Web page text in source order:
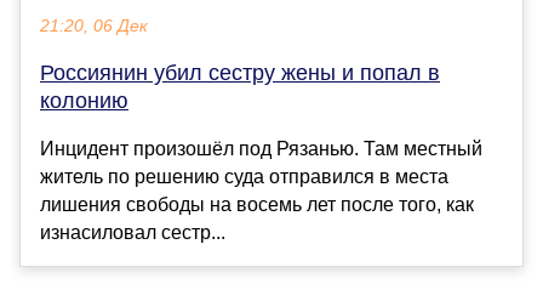
21:20, 06 Дек
Россиянин убил сестру жены и попал в
колонию
Инцидент произошёл под Рязанью. Там местный
житель по решению суда отправился в места
лишения свободы на восемь лет после того, как
изнасиловал сестр...